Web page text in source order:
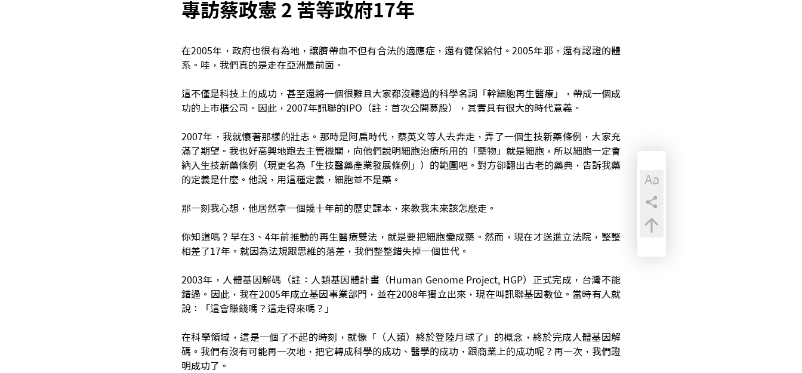
專訪蔡政憲 2 苦等政府17年
在2005年，政府也很有為地，讓臍帶血不但有合法的適應症，還有健保給付。2005年耶，還有認證的體
系。哇，我們真的是走在亞洲最前面。
這不僅是科技上的成功，甚至還將一個很難且大家都沒聽過的科學名詞「幹細胞再生醫療」，帶成一個成
功的上市櫃公司。因此，2007年訊聯的IPO（註：首次公開募股），其實具有很大的時代意義。
2007年，我就懷著那樣的壯志。那時是阿扁時代，蔡英文等人去奔走，弄了一個生技新藥條例，大家充
滿了期望。我也好高興地跑去主管機關，向他們說明細胞治療所用的「藥物」就是細胞，所以細胞一定會
納入生技新藥條例（現更名為「生技醫藥產業發展條例」）的範圍吧。對方卻翻出古老的藥典，告訴我藥
的定義是什麼。他說，用這種定義，細胞並不是藥。
那一刻我心想，他居然拿一個幾十年前的歷史課本，來教我未來該怎麼走。
你知道嗎？早在3、4年前推動的再生醫療雙法，就是要把細胞變成藥。然而，現在才送進立法院，整整
相差了17年。就因為法規跟思維的落差，我們整整錯失掉一個世代。
2003年，人體基因解碼（註：人類基因體計畫（Human Genome Project, HGP）正式完成，台灣不能
錯過。因此，我在2005年成立基因事業部門，並在2008年獨立出來，現在叫訊聯基因數位。當時有人就
說：「這會賺錢嗎？這走得來嗎？」
在科學領域，這是一個了不起的時刻，就像「（人類）終於登陸月球了」的概念，終於完成人體基因解
碼。我們有沒有可能再一次地，把它轉成科學的成功、醫學的成功，跟商業上的成功呢？再一次，我們證
明成功了。
Aa